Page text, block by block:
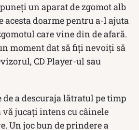
un aparat de zgomot alb
acesta doarme pentru a-l ajuta
care vine din de afară.
moment dat să fiți nevoiți să
CD Player-ul sau
de a descuraja lătratul pe timp
vă jucați intens cu câinele
Un joc bun de prindere a